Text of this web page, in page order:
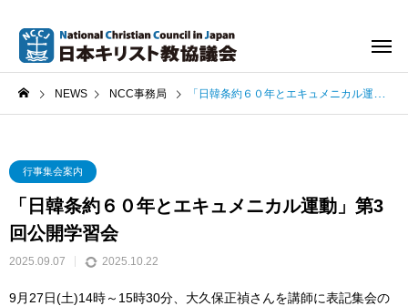
NEWS NCC事務局 「日韓条約６０年とエキュメニカル運動」第3回公開学習会
行事集会案内
「日韓条約６０年とエキュメニカル運動」第3
回公開学習会
2025.09.07 2025.10.22
9月27日(土)14時～15時30分、大久保正禎さんを講師に表記集会の